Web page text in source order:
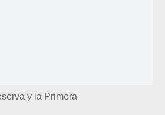
y la Primera